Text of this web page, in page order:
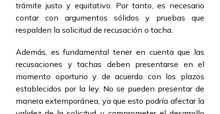
trámite justo y equitativo. Por tanto, es necesario
contar con argumentos sólidos y pruebas que
respalden la solicitud de recusación o tacha.
Además, es fundamental tener en cuenta que las
recusaciones y tachas deben presentarse en el
momento oportuno y de acuerdo con los plazos
establecidos por la ley. No se pueden presentar de
manera extemporánea, ya que esto podría afectar la